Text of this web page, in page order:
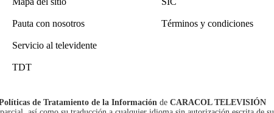
Pauta con nosotros
Servicio al televidente
TDT
Términos y condiciones
de Tratamiento de la Información de CARACOL TELEVISIÓN